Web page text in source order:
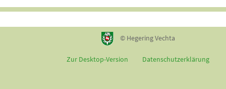
© Hegering Vechta
Zur Desktop-Version Datenschutzerklärung